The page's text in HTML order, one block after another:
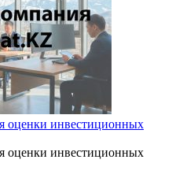
оценки инвестиционных
оценки инвестиционных